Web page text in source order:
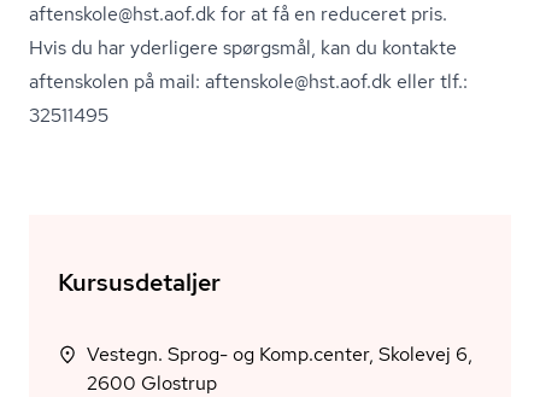
aftenskole@hst.aof.dk for at få en reduceret pris.
Hvis du har yderligere spørgsmål, kan du kontakte
aftenskolen på mail: aftenskole@hst.aof.dk eller tlf.:
32511495
Kursusdetaljer
Vestegn. Sprog- og Komp.center, Skolevej 6,
2600 Glostrup